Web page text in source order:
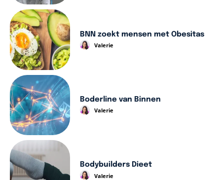
BNN zoekt mensen met Obesitas
Valerie
Boderline van Binnen
Valerie
Bodybuilders Dieet
Valerie